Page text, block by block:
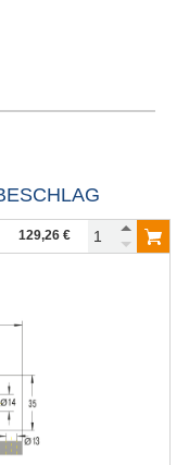
129,26 €